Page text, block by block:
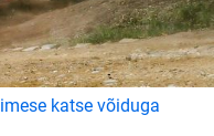
katse võiduga